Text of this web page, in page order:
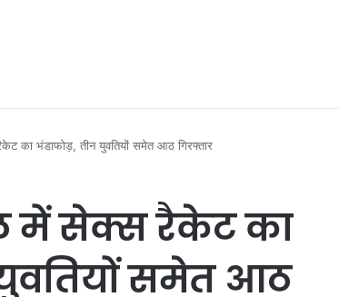
का भंडाफोड़, तीन युवतियों समेत आठ गिरफ्तार
में सेक्स रैकेट का
समेत आठ